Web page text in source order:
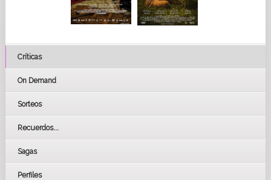
Críticas
On Demand
Sorteos
Recuerdos...
Sagas
Perfiles